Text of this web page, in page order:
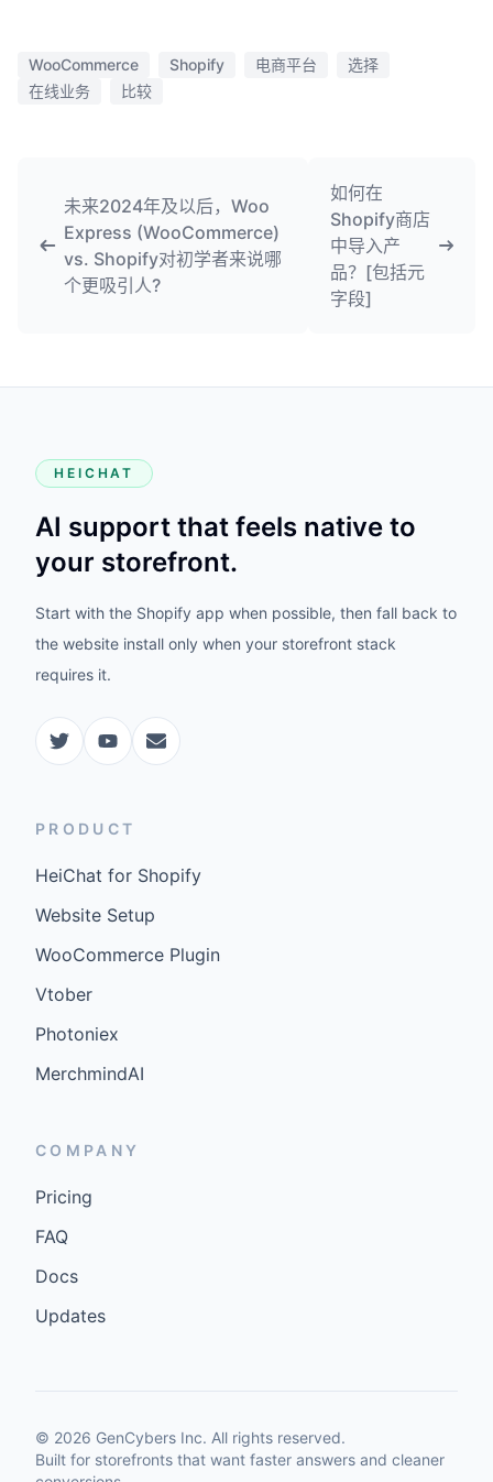
WooCommerce Shopify 电商平台
选择
在线业务
比较
未来2024年及以后，Woo
Express (WooCommerce)
vs. Shopify对初学者来说哪
个更吸引人?
如何在
Shopify商店
中导入产
品？[包括元
字段]
HEICHAT
AI support that feels native to
your storefront.
Start with the Shopify app when possible, then fall back to
the website install only when your storefront stack
requires it.
PRODUCT
HeiChat for Shopify
Website Setup
WooCommerce Plugin
Vtober
Photoniex
MerchmindAI
COMPANY
Pricing
FAQ
Docs
Updates
© 2026 GenCybers Inc. All rights reserved.
Built for storefronts that want faster answers and cleaner